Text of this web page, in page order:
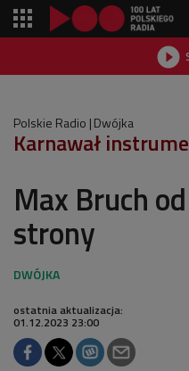

Polskie Radio Dwójka
Karnawał
Max Bruch
strony
ostatnia aktualizacja:
01.12.2023 23:00